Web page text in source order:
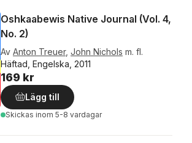
Oshkaabewis Native Journal (Vol. 4,
No. 2)
Av Anton Treuer, John Nichols m. fl.
Häftad, Engelska, 2011
169 kr
Lägg till
Skickas inom 5-8 vardagar